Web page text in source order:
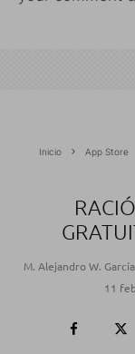
Inicio App Store
M. Alejandro W.
11